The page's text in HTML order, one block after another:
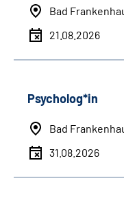
Bad
21.08.2026
Psycholog*in
Bad
31.08.2026